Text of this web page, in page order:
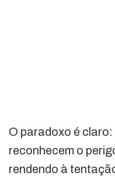
O paradoxo é
reconhecem o
rendendo à